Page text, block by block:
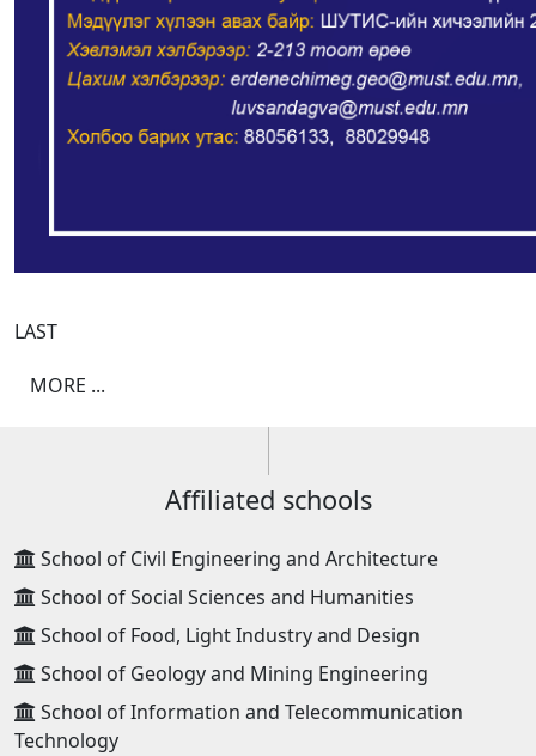
LAST
MORE ...
Affiliated schools
School of Civil Engineering and Architecture
School of Social Sciences and Humanities
School of Food, Light Industry and Design
School of Geology and Mining Engineering
School of Information and Telecommunication
Technology